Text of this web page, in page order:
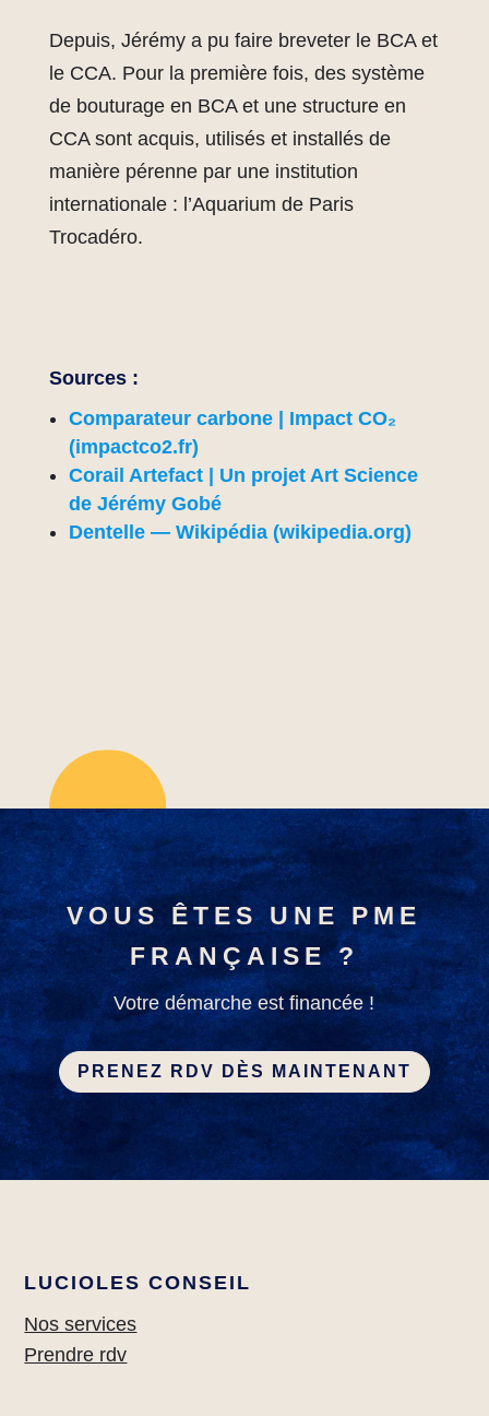
Depuis, Jérémy a pu faire breveter le BCA et
le CCA. Pour la première fois, des système
de bouturage en BCA et une structure en
CCA sont acquis, utilisés et installés de
manière pérenne par une institution
internationale : l’Aquarium de Paris
Trocadéro.
Sources :
Comparateur carbone | Impact CO₂
(impactco2.fr)
Corail Artefact | Un projet Art Science
de Jérémy Gobé
Dentelle — Wikipédia (wikipedia.org)
VOUS ÊTES UNE PME
FRANÇAISE ?
Votre démarche est financée !
PRENEZ RDV DÈS MAINTENANT
LUCIOLES CONSEIL
Nos services
Prendre rdv